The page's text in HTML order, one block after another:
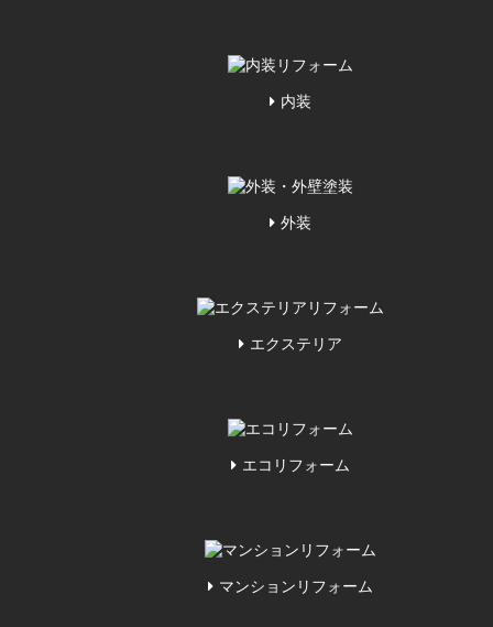
内装
外装
エクステリア
エコリフォーム
マンションリフォーム